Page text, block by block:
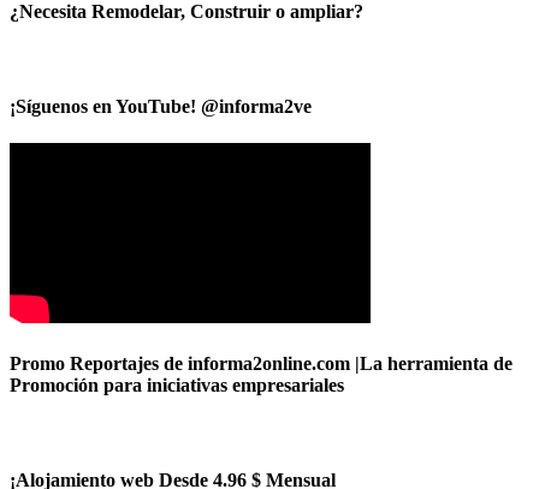
¿Necesita Remodelar, Construir o ampliar?
¡Síguenos en YouTube! @informa2ve
Promo Reportajes de informa2online.com |La herramienta de
Promoción para iniciativas empresariales
¡Alojamiento web Desde 4.96 $ Mensual